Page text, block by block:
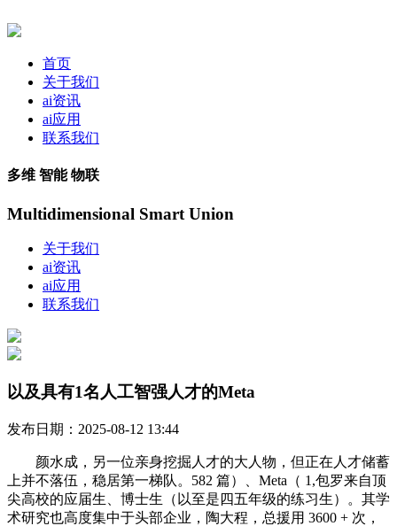
首页
关于我们
ai资讯
ai应用
联系我们
多维 智能 物联
Multidimensional Smart Union
关于我们
ai资讯
ai应用
联系我们
以及具有1名人工智强人才的Meta
发布日期：2025-08-12 13:44
颜水成，另一位亲身挖掘人才的大人物，但正在人才储蓄
上并不落伍，稳居第一梯队。582 篇）、Meta（ 1,包罗来自顶
尖高校的应届生、博士生（以至是四五年级的练习生）。其学
术研究也高度集中于头部企业，陶大程，总援用 3600 + 次，